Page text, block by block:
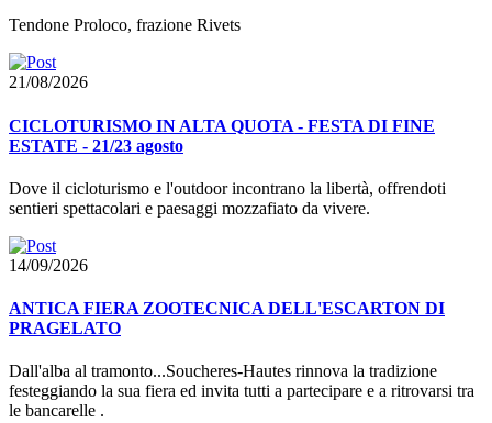
Tendone Proloco, frazione Rivets
21/08/2026
CICLOTURISMO IN ALTA QUOTA - FESTA DI FINE
ESTATE - 21/23 agosto
Dove il cicloturismo e l'outdoor incontrano la libertà, offrendoti
sentieri spettacolari e paesaggi mozzafiato da vivere.
14/09/2026
ANTICA FIERA ZOOTECNICA DELL'ESCARTON DI
PRAGELATO
Dall'alba al tramonto...Soucheres-Hautes rinnova la tradizione
festeggiando la sua fiera ed invita tutti a partecipare e a ritrovarsi tra
le bancarelle .